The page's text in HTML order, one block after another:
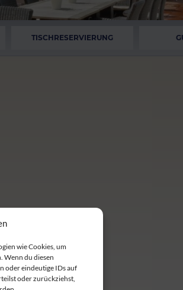
wie Cookies, um
Wenn du diesen
oder eindeutige IDs auf
oder zurückziehst,
TISCHRESERVIERUNG